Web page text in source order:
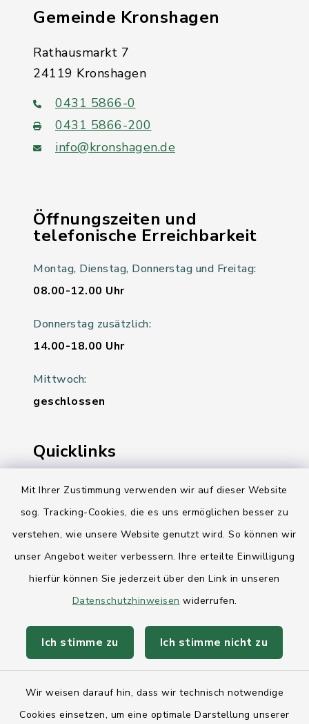
Mit Ihrer Zustimmung verwenden wir auf dieser Website
sog. Tracking-Cookies, die es uns ermöglichen besser zu
verstehen, wie unsere Website genutzt wird. So können wir
unser Angebot weiter verbessern. Ihre erteilte Einwilligung
hierfür können Sie jederzeit über den Link in unseren
Datenschutzhinweisen widerrufen.
Ich stimme zu Ich stimme nicht zu
Wir weisen darauf hin, dass wir technisch notwendige
Cookies einsetzen, um eine optimale Darstellung unserer
Gemeinde Kronshagen
Rathausmarkt 7
24119 Kronshagen
0431 5866-0
0431 5866-200
info@kronshagen.de
Öffnungszeiten und
telefonische Erreichbarkeit
Montag, Dienstag, Donnerstag und Freitag:
08.00-12.00 Uhr
Donnerstag zusätzlich:
14.00-18.00 Uhr
Mittwoch:
geschlossen
Quicklinks
Ihre Behördennummer 115
Landesregierung Schleswig-Holstein
AktivRegion Mittelholstein
Anfahrt